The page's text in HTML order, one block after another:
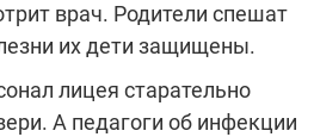
врач. Родители спешат
их дети защищены.
лицея старательно
А педагоги об инфекции